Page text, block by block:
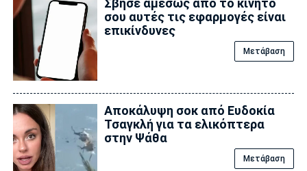
Σβήσε αμέσως από το κινητό
σου αυτές τις εφαρμογές είναι
επικίvδυνες
Μετάβαση
Αποκάλυψη σoκ από Ευδοκία
Τσαγκλή για τα ελικόπτερα
στην Ψάθα
Μετάβαση